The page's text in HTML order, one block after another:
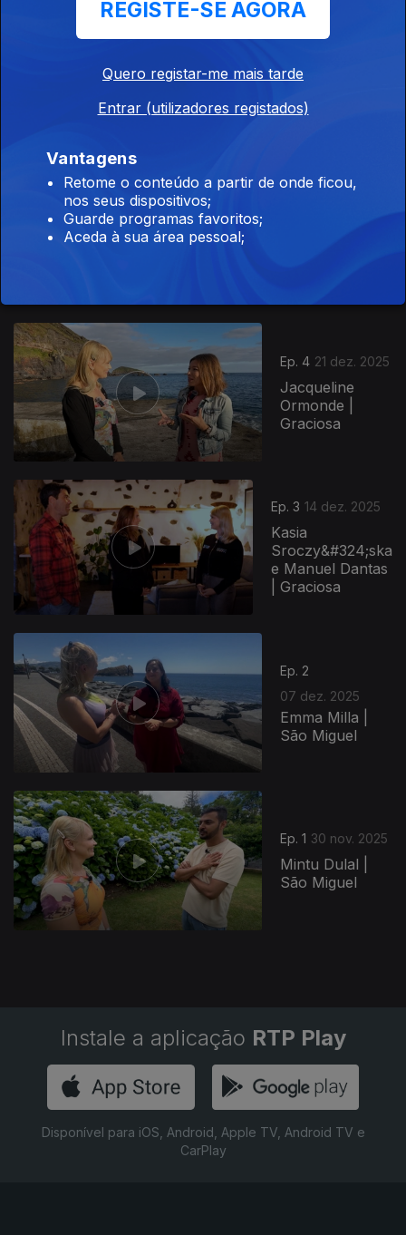
Elisangela
Graciosa
Ep. 4 21 dez. 2025
Jacqueline
Ormonde |
Graciosa
Ep. 3 14 dez. 2025
Kasia
Sroczy&#324;ska
e Manuel Dantas
| Graciosa
Ep. 2
07 dez. 2025
Emma Milla |
São Miguel
Ep. 1 30 nov. 2025
Mintu Dulal |
São Miguel
893192
Instale a aplicação RTP Play
Disponível para iOS, Android, Apple TV, Android TV e
CarPlay
REGISTE-SE AGORA
Quero registar-me mais tarde
Entrar (utilizadores registados)
Vantagens
Retome o conteúdo a partir de onde ficou,
nos seus dispositivos;
Guarde programas favoritos;
Aceda à sua área pessoal;